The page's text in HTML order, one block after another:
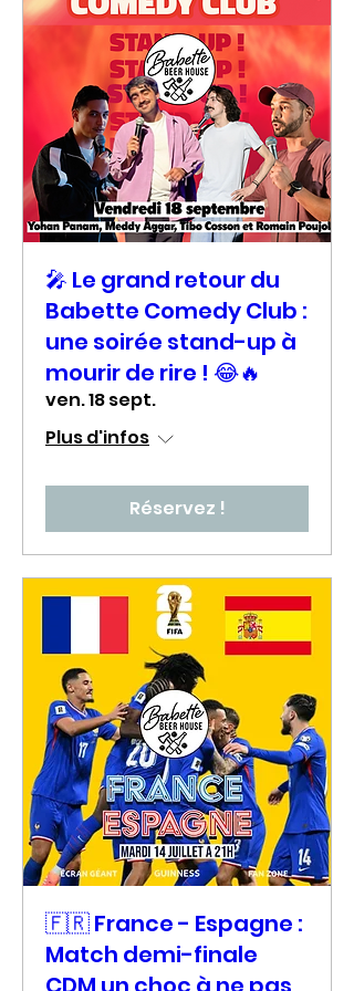
🎤 Le grand retour du
Babette Comedy Club :
une soirée stand-up à
mourir de rire ! 😂🔥
ven. 18 sept.
Plus d'infos
Réservez !
🇫🇷 France - Espagne :
Match demi-finale